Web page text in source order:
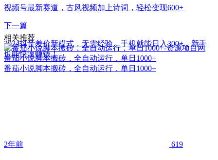
视频号最新赛道，古风视频加上诗词，轻松变现600+
下一篇
2024抖音差价新模式，无需经验，手机就能日入300+，新手
也能快速赚钱！
相关推荐
番茄小说脚本搬砖，全自动运行，单日1000+
番茄小说脚本搬砖，全自动运行，单日1000+
2年前 619